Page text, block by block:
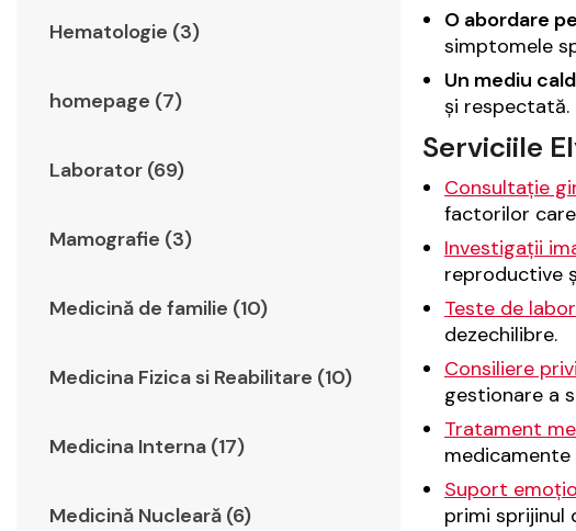
Hematologie (3)
homepage (7)
Laborator (69)
Mamografie (3)
Medicină de familie (10)
Medicina Fizica si Reabilitare (10)
Medicina Interna (17)
Medicină Nucleară (6)
O abordare
simptomele
Un mediu
și respectată.
Serviciile
Consultație
factorilor
Investigații
reproductive
Teste de
dezechilibre.
Consiliere
gestionare a
Tratament
Suport
primi sprijinul